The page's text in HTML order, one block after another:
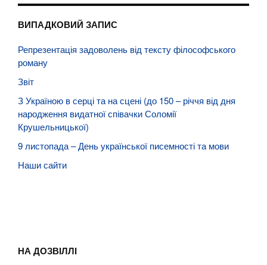
ВИПАДКОВИЙ ЗАПИС
Репрезентація задоволень від тексту філософського
роману
Звіт
З Україною в серці та на сцені (до 150 – річчя від дня
народження видатної співачки Соломії
Крушельницької)
9 листопада – День української писемності та мови
Наши сайти
НА ДОЗВІЛЛІ